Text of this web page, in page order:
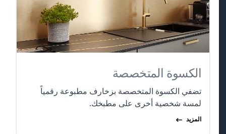
الكسوة المتخصصة
تضفي الكسوة المتخصصة بزخارف مطبوعة رقمياً
لمسة شخصية أخرى على مطبخك.
المزيد